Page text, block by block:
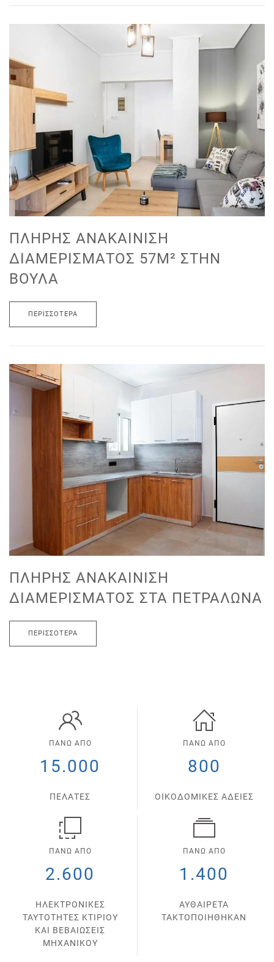
ΠΛΉΡΗΣ ΑΝΑΚΑΊΝΙΣΗ
ΔΙΑΜΕΡΊΣΜΑΤΟΣ 57M² ΣΤΗΝ
ΒΟΎΛΑ
ΠΕΡΙΣΣΌΤΕΡΑ
ΠΛΉΡΗΣ ΑΝΑΚΑΊΝΙΣΗ
ΔΙΑΜΕΡΊΣΜΑΤΟΣ ΣΤΑ ΠΕΤΡΆΛΩΝΑ
ΠΕΡΙΣΣΌΤΕΡΑ
ΠΑΝΩ ΑΠΟ
15.000
ΠΕΛΑΤΕΣ
ΠΑΝΩ ΑΠΟ
800
ΟΙΚΟΔΟΜΙΚΕΣ ΑΔΕΙΕΣ
ΠΑΝΩ ΑΠΟ
2.600
ΗΛΕΚΤΡΟΝΙΚΕΣ
ΤΑΥΤΟΤΗΤΕΣ ΚΤΙΡΙΟΥ
ΚΑΙ ΒΕΒΑΙΩΣΕΙΣ
ΜΗΧΑΝΙΚΟΥ
ΠΑΝΩ ΑΠΟ
1.400
ΑΥΘΑΙΡΕΤΑ
ΤΑΚΤΟΠΟΙΗΘΗΚΑΝ